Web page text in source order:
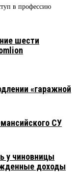
в профессию
шести
«гаражной
СУ
у чиновницы
доходы